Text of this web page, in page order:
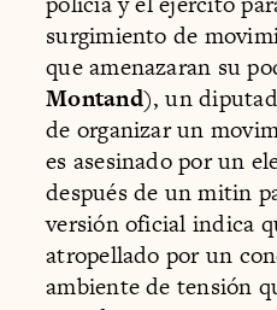
surgimiento de
que amenazaran su
Montand), un
de organizar un
es asesinado por un
después de un mitin
versión oficial indica
atropellado por un
ambiente de tensión